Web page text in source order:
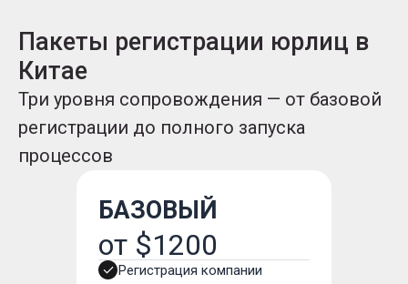
Пакеты регистрации юрлиц в
Китае
Три уровня сопровождения — от базовой
регистрации до полного запуска
процессов
БАЗОВЫЙ
от $1200
Регистрация компании